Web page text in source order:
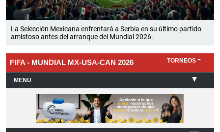
La Selección Mexicana enfrentará a Serbia en su último partido
amistoso antes del arranque del Mundial 2026.